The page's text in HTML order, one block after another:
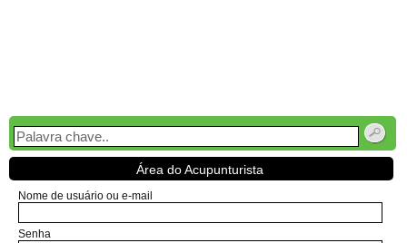
Área do Acupunturista
Nome de usuário ou e-mail
Senha